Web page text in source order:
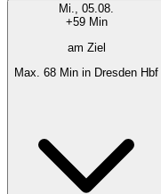
Mi., 05.08.
+59 Min
am Ziel
Max. 68 Min in Dresden Hbf